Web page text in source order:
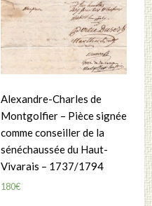
Alexandre-Charles de
Montgolfier – Pièce signée
comme conseiller de la
sénéchaussée du Haut-
Vivarais – 1737/1794
180€